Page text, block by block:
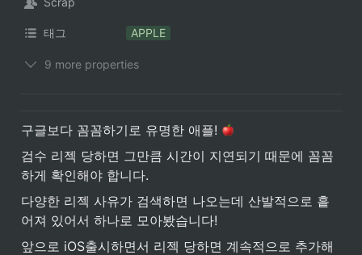
태그 APPLE
9 more properties
구글보다 꼼꼼하기로 유명한 애플!
검수 리젝 당하면 그만큼 시간이 지연되기 때문에 꼼꼼
하게 확인해야 합니다.
다양한 리젝 사유가 검색하면 나오는데 산발적으로 흩
어져 있어서 하나로 모아봤습니다!
앞으로 iOS출시하면서 리젝 당하면 계속적으로 추가해